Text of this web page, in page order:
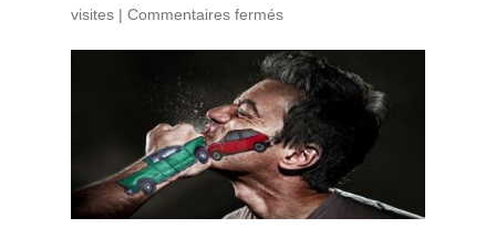
visites | Commentaires fermés
à l’écocide automobile
capitaliste